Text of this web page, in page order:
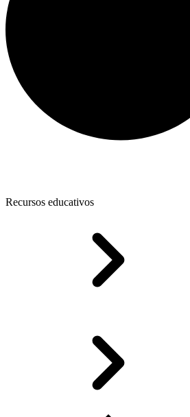
Recursos educativos